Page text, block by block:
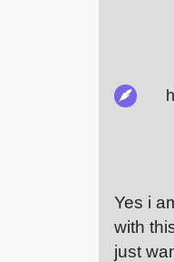
Yes i
with
just